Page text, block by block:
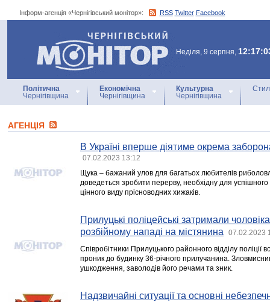
Інформ-агенція «Чернігівський монітор»: RSS Twitter Facebook
Інформ-агенція
«Чернігівський монітор»
Неділя, 9 серпня,
Політична
Чернігівщина
Економічна
Чернігівщина
Культурна
Чернігівщина
АГЕНЦIЯ
В Україні вперше діятиме окрема
07.02.2023 13:12
Щука – бажаний улов для багатьох любителів
доведеться зробити перерву, необхідну для
цінного виду прісноводних хижаків.
Прилуцькі поліцейські затримали
розбійному нападі на містянина
07.02.2023
Співробітники Прилуцького районного відділу поліції
проник до будинку 36-річного прилучанина.
ушкодження, заволодів його речами та зник.
Надзвичайні ситуації та основні